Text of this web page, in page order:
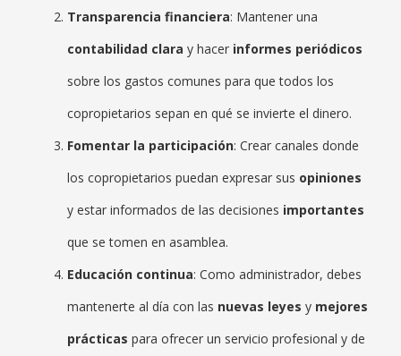
Transparencia financiera: Mantener una
contabilidad clara y hacer informes periódicos
sobre los gastos comunes para que todos los
copropietarios sepan en qué se invierte el dinero.
Fomentar la participación: Crear canales donde
los copropietarios puedan expresar sus opiniones
y estar informados de las decisiones importantes
que se tomen en asamblea.
Educación continua: Como administrador, debes
mantenerte al día con las nuevas leyes y mejores
prácticas para ofrecer un servicio profesional y de